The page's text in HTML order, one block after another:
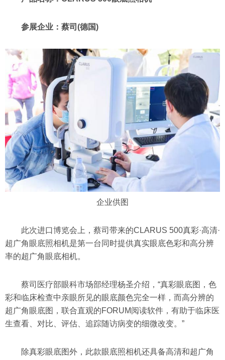
参展企业：蔡司(德国)
企业供图
此次进口博览会上，蔡司带来的CLARUS 500真彩·高清·
超广角眼底照相机是第一台同时提供真实眼底色彩和高分辨
率的超广角眼底相机。
蔡司医疗部眼科市场部经理杨圣介绍，“真彩眼底图，色
彩和临床检查中亲眼所见的眼底颜色完全一样，而高分辨的
超广角眼底图，联合直观的FORUM阅读软件，有助于临床医
生查看、对比、评估、追踪随访病变的细微改变。”
除真彩眼底图外，此款眼底照相机还具备高清和超广角